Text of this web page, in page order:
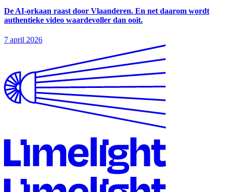
De AI-orkaan raast door Vlaanderen. En net daarom wordt
authentieke video waardevoller dan ooit.
7 april 2026